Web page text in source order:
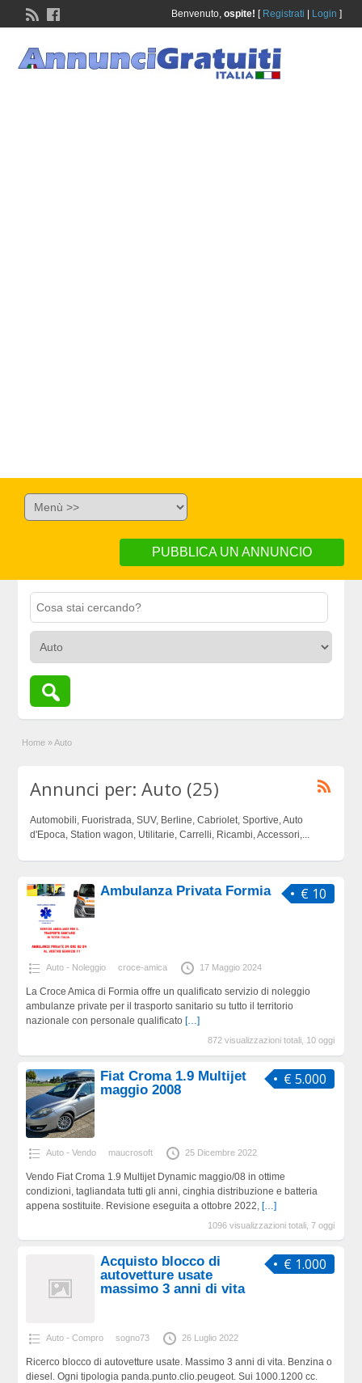
Benvenuto, ospite! [ Registrati Login ]
PUBBLICA UN ANNUNCIO
Home » Auto
Annunci per: Auto (25)
Automobili, Fuoristrada, SUV, Berline, Cabriolet, Sportive, Auto
d'Epoca, Station wagon, Utilitarie, Carrelli, Ricambi, Accessori,...
€ 10
Ambulanza Privata Formia
Auto - Noleggio croce-amica 17 Maggio 2024
La Croce Amica di Formia offre un qualificato servizio di noleggio
ambulanze private per il trasporto sanitario su tutto il territorio
nazionale con personale qualificato […]
872 visualizzazioni totali, 10 oggi
€ 5.000
Fiat Croma 1.9 Multijet
maggio 2008
Auto - Vendo maucrosoft 25 Dicembre 2022
Vendo Fiat Croma 1.9 Multijet Dynamic maggio/08 in ottime
condizioni, tagliandata tutti gli anni, cinghia distribuzione e batteria
appena sostituite. Revisione eseguita a ottobre 2022, […]
1096 visualizzazioni totali, 7 oggi
€ 1.000
Acquisto blocco di
autovetture usate
massimo 3 anni di vita
Auto - Compro sogno73 26 Luglio 2022
Ricerco blocco di autovetture usate. Massimo 3 anni di vita. Benzina o
diesel. Ogni tipologia panda.punto.clio.peugeot. Sui 1000.1200 cc.